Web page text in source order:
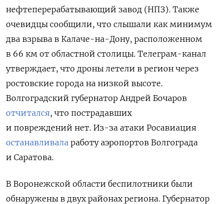
нефтеперерабатывающий завод (НПЗ). Также
очевидцы сообщили, что слышали как минимум
два взрыва в Калаче-на-Дону, расположенном
в 66 км от областной столицы. Телеграм-канал
утверждает, что дроны летели в регион через
ростовские города на низкой высоте.
Волгоградский губернатор Андрей Бочаров
отчитался, что пострадавших
и повреждений нет. Из-за атаки Росавиация
останавливала работу аэропортов Волгограда
и Саратова.
В Воронежской области беспилотники были
обнаружены в двух районах региона. Губернатор